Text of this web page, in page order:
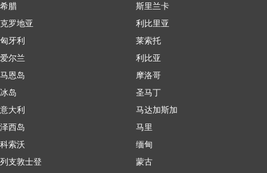
希腊
克罗地亚
匈牙利
爱尔兰
马恩岛
冰岛
意大利
泽西岛
科索沃
列支敦士登
斯里兰卡
利比里亚
莱索托
利比亚
摩洛哥
圣马丁
马达加斯加
马里
缅甸
蒙古